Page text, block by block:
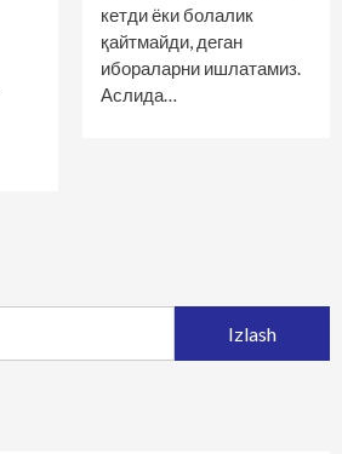
кетди ёки болалик
қайтмайди, деган
ибораларни ишлатамиз.
Аслида…